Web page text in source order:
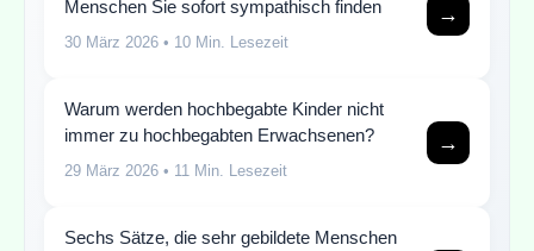
Menschen Sie sofort sympathisch finden
30 März 2026 • 10 Min. Lesezeit
→
Warum werden hochbegabte Kinder nicht
immer zu hochbegabten Erwachsenen?
29 März 2026 • 11 Min. Lesezeit
→
Sechs Sätze, die sehr gebildete Menschen